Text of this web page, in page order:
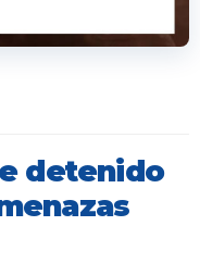
detenido